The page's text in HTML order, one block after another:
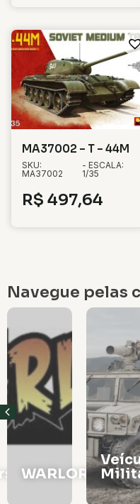
MA37002 – T – 44M
SKU:
MA37002
- ESCALA:
1/35
R$ 497,64
Navegue pelas
WARLORD